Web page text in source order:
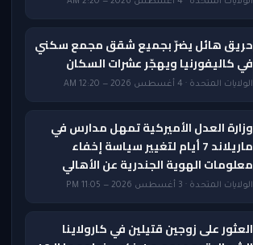
حريق هائل يضرّ بجميع شقق مجمع سكني
في كاليفورنيا ويهجّر عشرات السكان
الولايات المتحدة · 4 أغسطس 2026 — 12:20 AM
وزارة العدل الأميركية تمهل مدارس في
ماريلاند 7 أيام لتغيير سياسة إخفاء
معلومات الهوية الجندرية عن الأهالي
الولايات المتحدة · 3 أغسطس 2026 — 11:05 PM
العثور على زوجين قتيلين في كارولاينا